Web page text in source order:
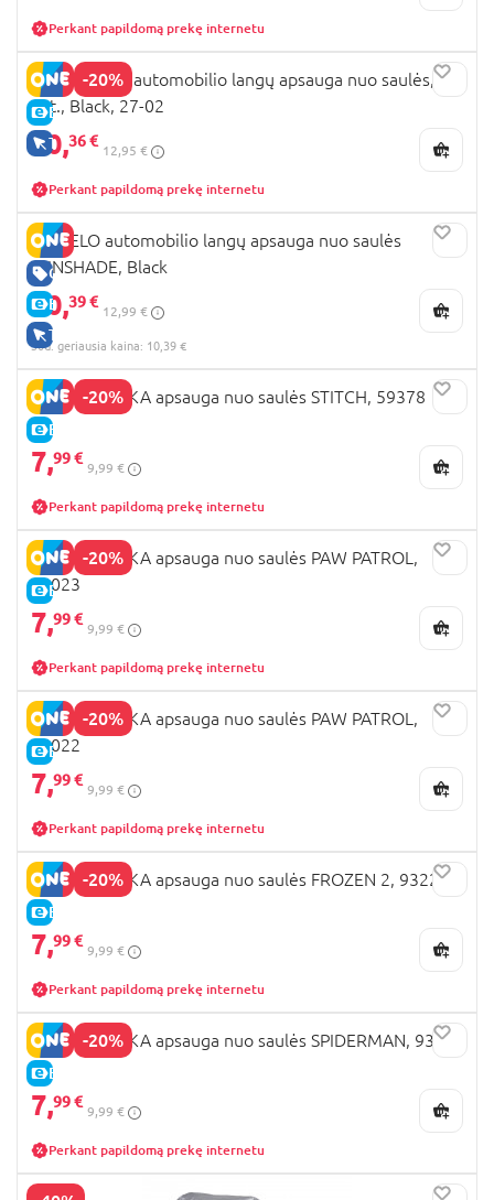
Perkant papildomą prekę internetu
-20%
E-KAINA
TIK INTERNETU
BABYTROLD automobilio langų apsauga nuo saulės, 2
vnt., Black, 27-02
10,36 €
12,95 €
Perkant papildomą prekę internetu
GERA KAINA
E-KAINA
TIK INTERNETU
LIONELO automobilio langų apsauga nuo saulės
SUNSHADE, Black
10,39 €
12,99 €
30d. geriausia kaina: 10,39 €
-20%
E-KAINA
SEVEN POLSKA apsauga nuo saulės STITCH, 59378
7,99 €
9,99 €
Perkant papildomą prekę internetu
-20%
E-KAINA
SEVEN POLSKA apsauga nuo saulės PAW PATROL,
34023
7,99 €
9,99 €
Perkant papildomą prekę internetu
-20%
E-KAINA
SEVEN POLSKA apsauga nuo saulės PAW PATROL,
34022
7,99 €
9,99 €
Perkant papildomą prekę internetu
-20%
E-KAINA
SEVEN POLSKA apsauga nuo saulės FROZEN 2, 9322
7,99 €
9,99 €
Perkant papildomą prekę internetu
-20%
E-KAINA
SEVEN POLSKA apsauga nuo saulės SPIDERMAN, 9323
7,99 €
9,99 €
Perkant papildomą prekę internetu